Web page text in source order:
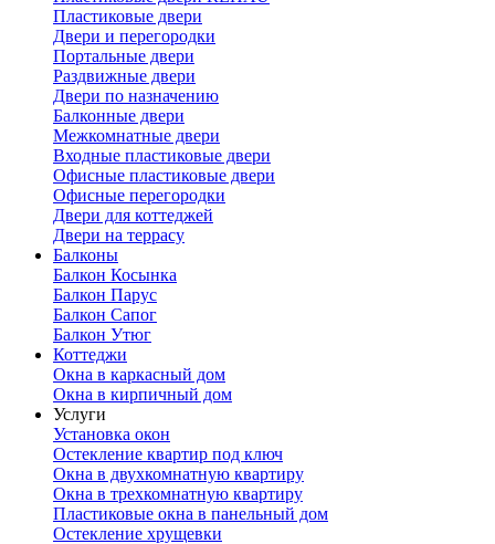
Пластиковые двери
Двери и перегородки
Портальные двери
Раздвижные двери
Двери по назначению
Балконные двери
Межкомнатные двери
Входные пластиковые двери
Офисные пластиковые двери
Офисные перегородки
Двери для коттеджей
Двери на террасу
Балконы
Балкон Косынка
Балкон Парус
Балкон Сапог
Балкон Утюг
Коттеджи
Окна в каркасный дом
Окна в кирпичный дом
Услуги
Установка окон
Остекление квартир под ключ
Окна в двухкомнатную квартиру
Окна в трехкомнатную квартиру
Пластиковые окна в панельный дом
Остекление хрущевки